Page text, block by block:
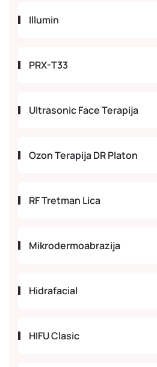
Illumin
PRX-T33
Ultrasonic Face Terapija
Ozon Terapija DR Platon
RF Tretman Lica
Mikrodermoabrazija
Hidrafacial
HIFU Clasic